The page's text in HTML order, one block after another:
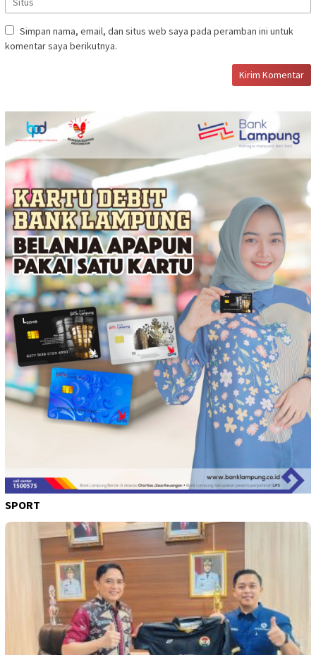
Simpan nama, email, dan situs web saya pada peramban ini untuk
komentar saya berikutnya.
SPORT